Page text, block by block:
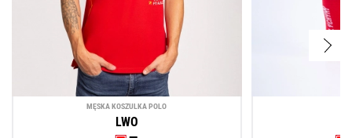
MĘSKA KOSZULKA POLO
LWO